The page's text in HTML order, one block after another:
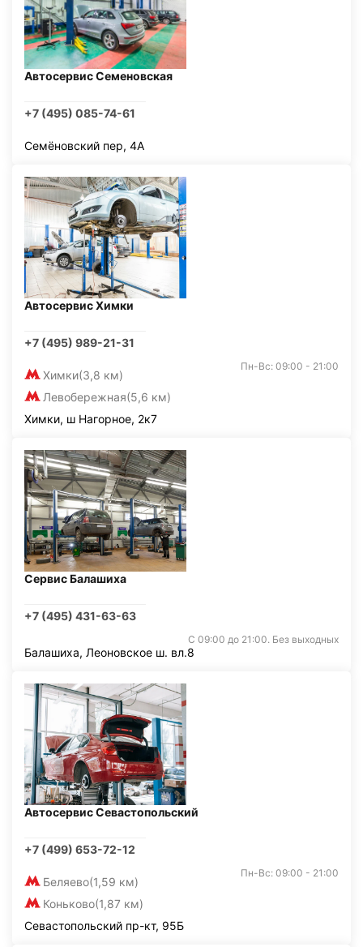
Автосервис Семеновская
+7 (495) 085-74-61
Семёновский пер, 4А
Автосервис Химки
+7 (495) 989-21-31
Химки(3,8 км)
Левобережная(5,6 км)
Пн-Вс: 09:00 - 21:00
Химки, ш Нагорное, 2к7
Сервис Балашиха
+7 (495) 431-63-63
С 09:00 до 21:00. Без выходных
Балашиха, Леоновское ш. вл.8
Автосервис Севастопольский
+7 (499) 653-72-12
Беляево(1,59 км)
Коньково(1,87 км)
Пн-Вс: 09:00 - 21:00
Севастопольский пр-кт, 95Б